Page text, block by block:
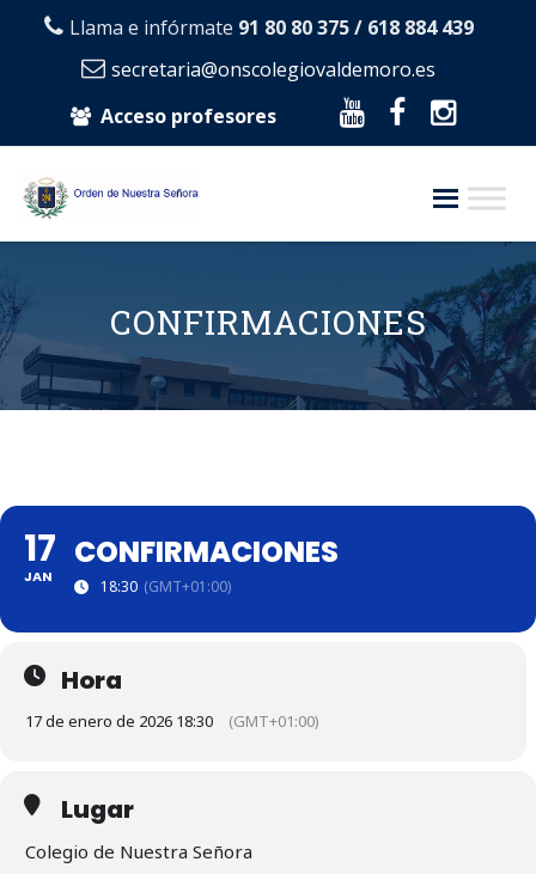
Llama e infórmate 91 80 80 375 / 618 884 439
secretaria@onscolegiovaldemoro.es
Acceso profesores
content
CONFIRMACIONES
17
JAN
CONFIRMACIONES
18:30 (GMT+01:00)
Hora
17 de enero de 2026 18:30 (GMT+01:00)
Lugar
Colegio de Nuestra Señora